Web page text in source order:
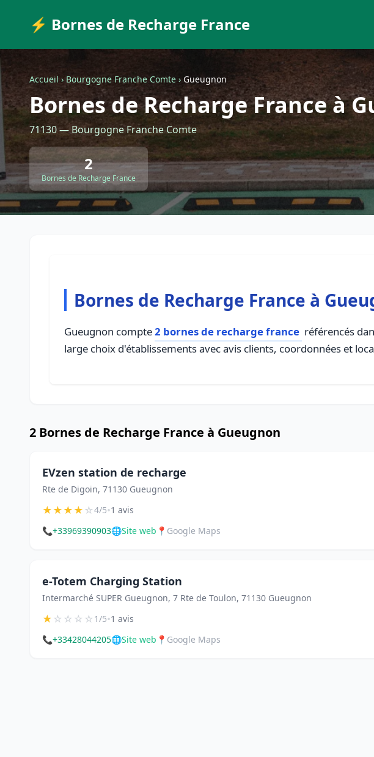
⚡ Bornes de Recharge France
Accueil › Bourgogne Franche Comte › Gueugnon
Bornes de Recharge France à
71130 — Bourgogne Franche Comte
2
Bornes de Recharge France
Bornes de Recharge France à
Gueugnon compte2 bornes de recharge france référencés
large choix d'établissements avec avis clients, coordonnées et
2 Bornes de Recharge France à Gueugnon
EVzen station de recharge
Rte de Digoin, 71130 Gueugnon
★★★★☆4/5•1 avis
📞+33969390903🌐Site web 📍 Google Maps
e-Totem Charging Station
Intermarché SUPER Gueugnon, 7 Rte de Toulon, 71130 Gueugnon
★☆☆☆☆1/5•1 avis
📞+33428044205🌐Site web 📍 Google Maps